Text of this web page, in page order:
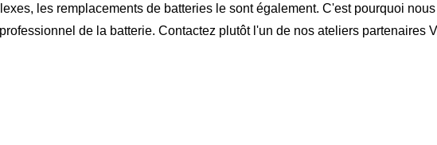
les remplacements de batteries le sont également. C'est pourquoi
de la batterie. Contactez plutôt l'un de nos ateliers partenaires